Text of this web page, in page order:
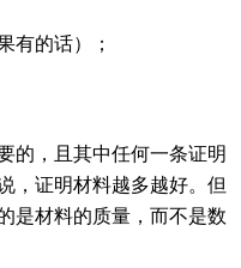
有的话）；
的，且其中任何一条证明
，证明材料越多越好。但
是材料的质量，而不是数